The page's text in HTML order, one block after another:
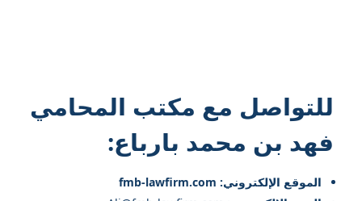
للتواصل مع مكتب المحامي
فهد بن محمد بارباع:
الموقع الإلكتروني: fmb-lawfirm.com